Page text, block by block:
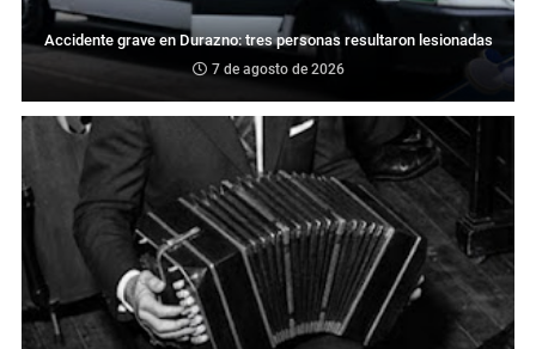
Accidente grave en Durazno: tres personas resultaron lesionadas
7 de agosto de 2026